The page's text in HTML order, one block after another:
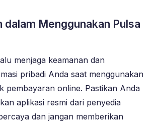
dalam Menggunakan Pulsa
menjaga keamanan dan
pribadi Anda saat menggunakan
pembayaran online. Pastikan Anda
aplikasi resmi dari penyedia
dan jangan memberikan